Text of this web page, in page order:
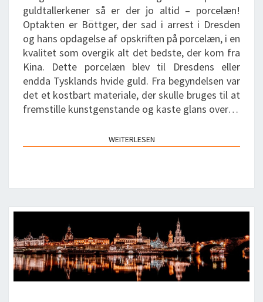
guldtallerkener så er der jo altid – porcelæn!
Optakten er Böttger, der sad i arrest i Dresden
og hans opdagelse af opskriften på porcelæn, i en
kvalitet som overgik alt det bedste, der kom fra
Kina. Dette porcelæn blev til Dresdens eller
endda Tysklands hvide guld. Fra begyndelsen var
det et kostbart materiale, der skulle bruges til at
fremstille kunstgenstande og kaste glans over…
WEITERLESEN
WEITERLESEN